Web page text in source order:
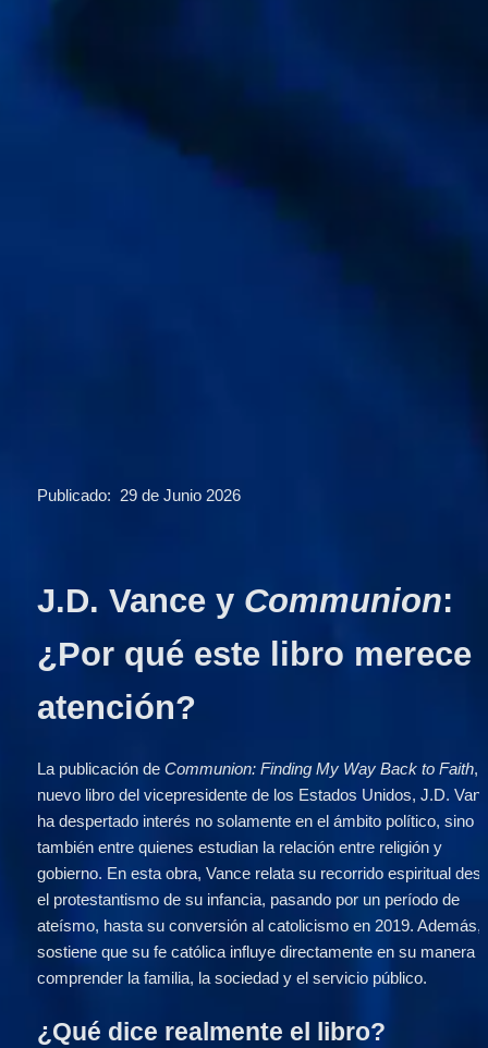
Publicado:  29 de Junio 2026
J.D. Vance y Communion:
¿Por qué este libro merece
atención?
La publicación de Communion: Finding My Way Back to Faith,
nuevo libro del vicepresidente de los Estados Unidos, J.D.
ha despertado interés no solamente en el ámbito político, sino
también entre quienes estudian la relación entre religión y
gobierno. En esta obra, Vance relata su recorrido espiritual
el protestantismo de su infancia, pasando por un período de
ateísmo, hasta su conversión al catolicismo en 2019. Además,
sostiene que su fe católica influye directamente en su manera
comprender la familia, la sociedad y el servicio público.
¿Qué dice realmente el libro?